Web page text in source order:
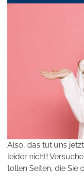
Also, das tut uns
leider nicht!
tollen Seiten, die Sie